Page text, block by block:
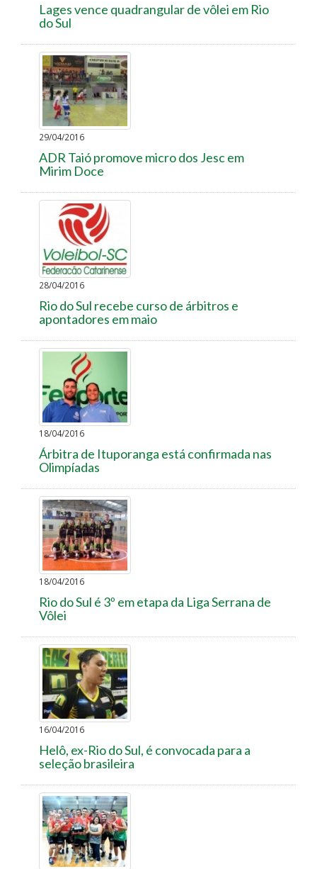
Lages vence quadrangular de vôlei em Rio
do Sul
29/04/2016
ADR Taió promove micro dos Jesc em
Mirim Doce
28/04/2016
Rio do Sul recebe curso de árbitros e
apontadores em maio
18/04/2016
Árbitra de Ituporanga está confirmada nas
Olimpíadas
18/04/2016
Rio do Sul é 3º em etapa da Liga Serrana de
Vôlei
16/04/2016
Helô, ex-Rio do Sul, é convocada para a
seleção brasileira